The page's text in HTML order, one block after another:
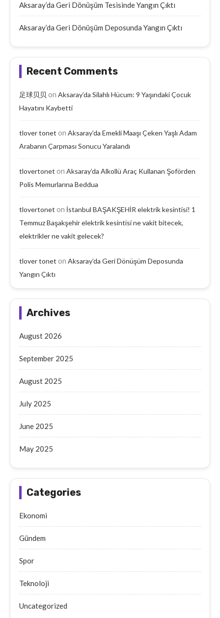
Aksaray’da Geri Dönüşüm Tesisinde Yangın Çıktı
Aksaray’da Geri Dönüşüm Deposunda Yangın Çıktı
Recent Comments
足球贝贝 on Aksaray’da Silahlı Hücum: 9 Yaşındaki Çocuk
Hayatını Kaybetti
tlover tonet on Aksaray’da Emekli Maaşı Çeken Yaşlı Adam
Arabanın Çarpması Sonucu Yaralandı
tlovertonet on Aksaray’da Alkollü Araç Kullanan Şoförden
Polis Memurlarına Beddua
tlovertonet on İstanbul BAŞAKŞEHİR elektrik kesintisi! 1
Temmuz Başakşehir elektrik kesintisi ne vakit bitecek,
elektrikler ne vakit gelecek?
tlover tonet on Aksaray’da Geri Dönüşüm Deposunda
Yangın Çıktı
Archives
August 2026
September 2025
August 2025
July 2025
June 2025
May 2025
Categories
Ekonomi
Gündem
Spor
Teknoloji
Uncategorized